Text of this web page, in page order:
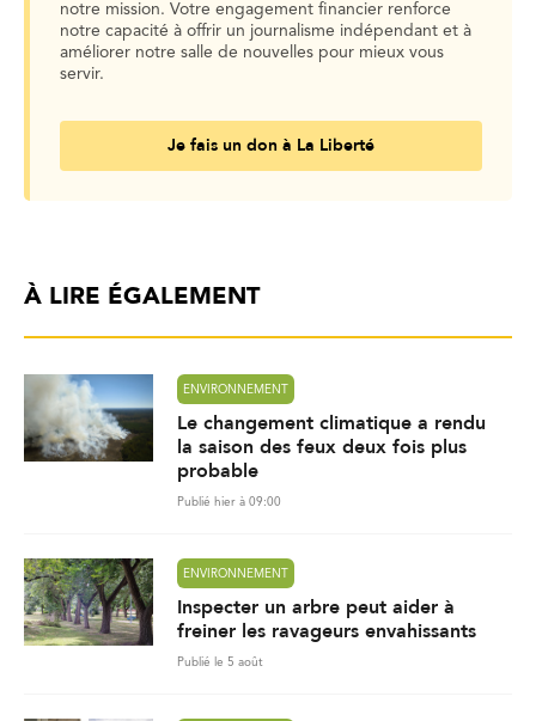
notre mission. Votre engagement financier renforce
notre capacité à offrir un journalisme indépendant et à
améliorer notre salle de nouvelles pour mieux vous
servir.
Je fais un don à La Liberté
À LIRE ÉGALEMENT
ENVIRONNEMENT
Le changement climatique a rendu
la saison des feux deux fois plus
probable
Publié hier à 09:00
ENVIRONNEMENT
Inspecter un arbre peut aider à
freiner les ravageurs envahissants
Publié le 5 août